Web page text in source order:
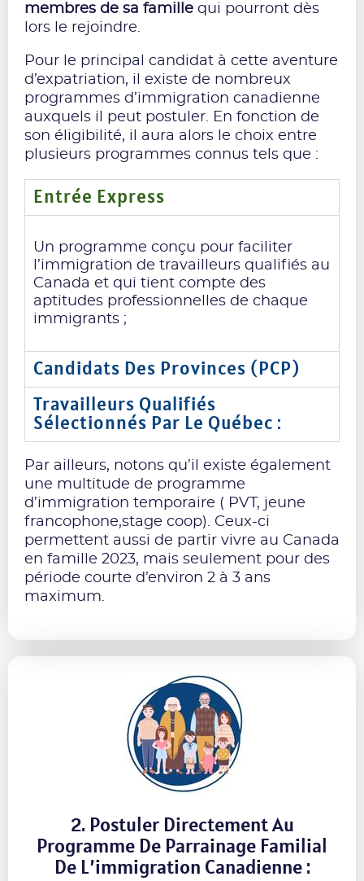
membres de sa famille qui pourront dès
lors le rejoindre.
Pour le principal candidat à cette aventure
d’expatriation, il existe de nombreux
programmes d’immigration canadienne
auxquels il peut postuler. En fonction de
son éligibilité, il aura alors le choix entre
plusieurs programmes connus tels que :
Entrée Express
Un programme conçu pour faciliter
l’immigration de travailleurs qualifiés au
Canada et qui tient compte des
aptitudes professionnelles de chaque
immigrants ;
Candidats Des Provinces (PCP)
Travailleurs Qualifiés
Sélectionnés Par Le Québec :
Par ailleurs, notons qu’il existe également
une multitude de programme
d’immigration temporaire ( PVT, jeune
francophone,stage coop). Ceux-ci
permettent aussi de partir vivre au Canada
en famille 2023, mais seulement pour des
période courte d’environ 2 à 3 ans
maximum.
2. Postuler Directement Au
Programme De Parrainage Familial
De L’immigration Canadienne :